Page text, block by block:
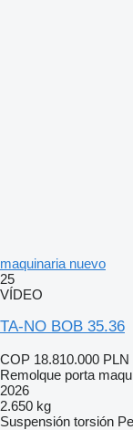
maquinaria nuevo
25
VÍDEO
TA-NO BOB 35.36
COP 18.810.000 PLN
Remolque porta
2026
2.650 kg
Suspensión torsión